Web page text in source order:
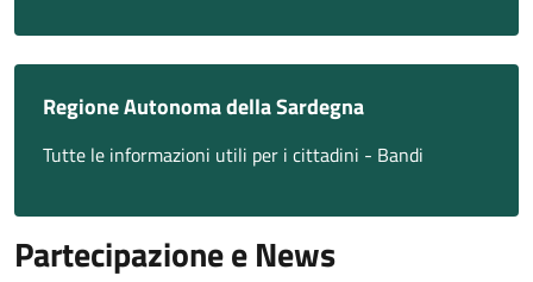
Regione Autonoma della Sardegna
Tutte le informazioni utili per i cittadini - Bandi
Partecipazione e News